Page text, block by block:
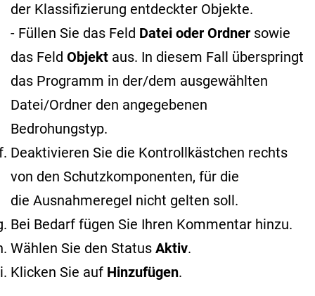
der Klassifizierung entdeckter Objekte.
- Füllen Sie das Feld Datei oder Ordner sowie
das Feld Objekt aus. In diesem Fall überspringt
das Programm in der/dem ausgewählten
Datei/Ordner den angegebenen
Bedrohungstyp.
Deaktivieren Sie die Kontrollkästchen rechts
von den Schutzkomponenten, für die
die Ausnahmeregel nicht gelten soll.
Bei Bedarf fügen Sie Ihren Kommentar hinzu.
Wählen Sie den Status Aktiv.
Klicken Sie auf Hinzufügen.